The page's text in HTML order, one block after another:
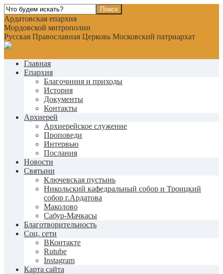
Ардатовская епархия
Мордовской митрополии
Русская Православная Церковь Московский патриархат
Главная
Епархия
Благочиния и приходы
История
Документы
Контакты
Архиерей
Архиерейское служение
Проповеди
Интервью
Послания
Новости
Святыни
Ключевская пустынь
Никольский кафедральный собор и Троицкий
собор г.Ардатова
Маколово
Сабур-Мачкасы
Благотворительность
Соц. сети
ВКонтакте
Rutube
Instagram
Карта сайта